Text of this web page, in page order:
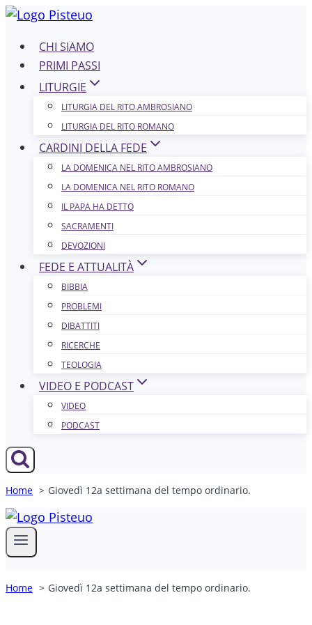
Salta
contenutoCHI SIAMO
PRIMI PASSI
LITURGIE
LITURGIA DEL RITO AMBROSIANO
LITURGIA DEL RITO ROMANO
CARDINI DELLA FEDE
LA DOMENICA NEL R​​​​​​ITO AMBROSIANO
LA DOMENICA NEL RITO ROMANO
IL PAPA HA DETTO
SACRAMENTI
DEVOZIONI
FEDE E ATTUALITÀ
BIBBIA
PROBLEMI
DIBATTITI
RICERCHE
TEOLOGIA
VIDEO E PODCAST
VIDEO
PODCAST
Home Giovedì 12a settimana del tempo ordinario.
Home Giovedì 12a settimana del tempo ordinario.